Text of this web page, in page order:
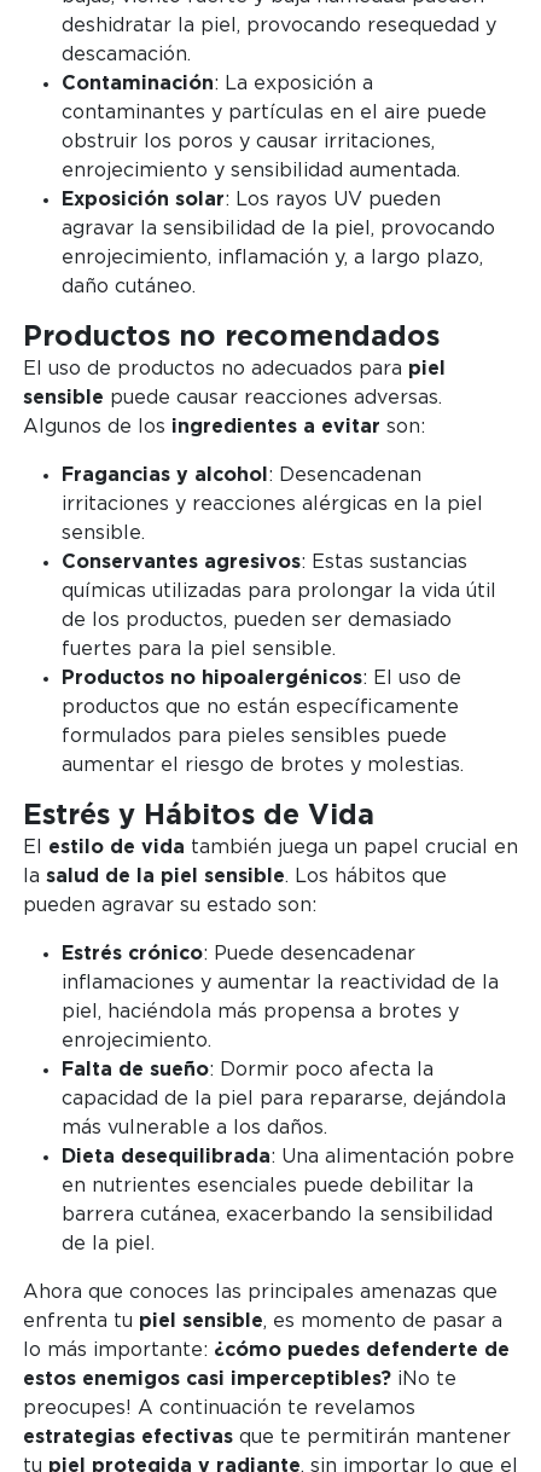
deshidratar la piel, provocando resequedad y
descamación.
Contaminación: La exposición a
contaminantes y partículas en el aire puede
obstruir los poros y causar irritaciones,
enrojecimiento y sensibilidad aumentada.
Exposición solar: Los rayos UV pueden
agravar la sensibilidad de la piel, provocando
enrojecimiento, inflamación y, a largo plazo,
daño cutáneo.
Productos no recomendados
El uso de productos no adecuados para piel
sensible puede causar reacciones adversas.
Algunos de los ingredientes a evitar son:
Fragancias y alcohol : Desencadenan
irritaciones y reacciones alérgicas en la piel
sensible.
Conservantes agresivos: Estas sustancias
químicas utilizadas para prolongar la vida útil
de los productos, pueden ser demasiado
fuertes para la piel sensible.
Productos no hipoalergénicos: El uso de
productos que no están específicamente
formulados para pieles sensibles puede
aumentar el riesgo de brotes y molestias.
Estrés y Hábitos de Vida
El estilo de vida también juega un papel crucial en
la salud de la piel sensible. Los hábitos que
pueden agravar su estado son:
Estrés crónico: Puede desencadenar
inflamaciones y aumentar la reactividad de la
piel, haciéndola más propensa a brotes y
enrojecimiento.
Falta de sueño: Dormir poco afecta la
capacidad de la piel para repararse, dejándola
más vulnerable a los daños.
Dieta desequilibrada: Una alimentación pobre
en nutrientes esenciales puede debilitar la
barrera cutánea, exacerbando la sensibilidad
de la piel.
Ahora que conoces las principales amenazas que
enfrenta tu piel sensible, es momento de pasar a
lo más importante: ¿cómo puedes defenderte de
estos enemigos casi imperceptibles?¡No te
preocupes! A continuación te revelamos
estrategias efectivasque te permitirán mantener
tu piel protegida y radiante, sin importar lo que el